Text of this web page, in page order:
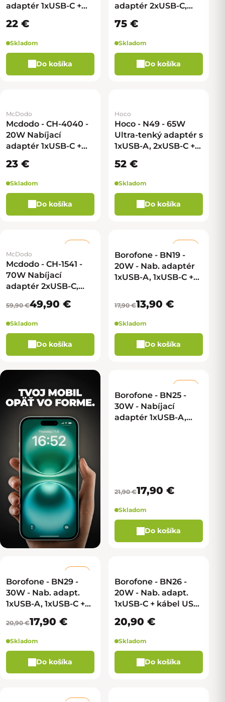
adaptér 1xUSB-C +
modrá
22 €
Skladom
Do košíka
adaptér 2xUSB-C,
USB-C kábel - čierna
75 €
Skladom
Do košíka
McDodo
Mcdodo - CH-4040 -
20W Nabíjací
adaptér 1xUSB-C +
Lightning - čierna
23 €
Skladom
Do košíka
Hoco
Hoco - N49 - 65W
Ultra-tenký adaptér s
1xUSB-A, 2xUSB-C +
C - modrá
52 €
Skladom
Do košíka
McDodo
Mcdodo - CH-1541 -
70W Nabíjací
adaptér 2xUSB-C,
59,90 €49,90 €
Skladom
Do košíka
Borofone - BN19 -
20W - Nab. adaptér
1xUSB-A, 1xUSB-C +
C - čierna
17,90 €13,90 €
Skladom
Do košíka
Borofone - BN25 -
30W - Nabíjací
adaptér 1xUSB-A,
21,90 €17,90 €
Skladom
Do košíka
Borofone - BN29 -
30W - Nab. adapt.
1xUSB-A, 1xUSB-C +
Lightning - biela
20,90 €17,90 €
Skladom
Do košíka
Borofone - BN26 -
20W - Nab. adapt.
1xUSB-C + kábel USB-
biela
20,90 €
Skladom
Do košíka